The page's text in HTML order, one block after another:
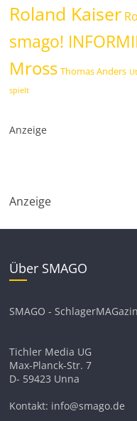
Roland Kaiser
smago!
Mross Thomas Anders
spielt
Anzeige
Anzeige
Über SMAGO
SMAGO -
Tichler Media UG
Max-Planck-Str. 7
D- 59423 Unna
Kontakt: info@smago.de